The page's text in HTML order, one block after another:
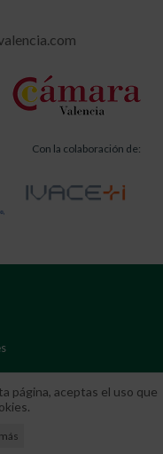
Con la colaboración de:
página, aceptas el uso que